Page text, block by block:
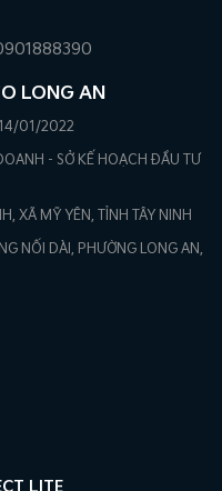
LONG AN
14/01/2022
- SỞ KẾ HOẠCH ĐẦU TƯ
XÃ MỸ YÊN, TỈNH TÂY NINH
NỐI DÀI, PHƯỜNG LONG AN,
LITE